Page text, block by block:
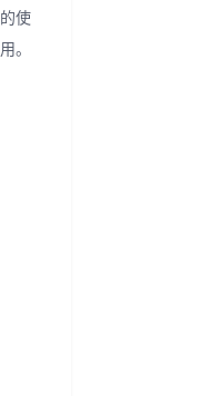
的使
用。